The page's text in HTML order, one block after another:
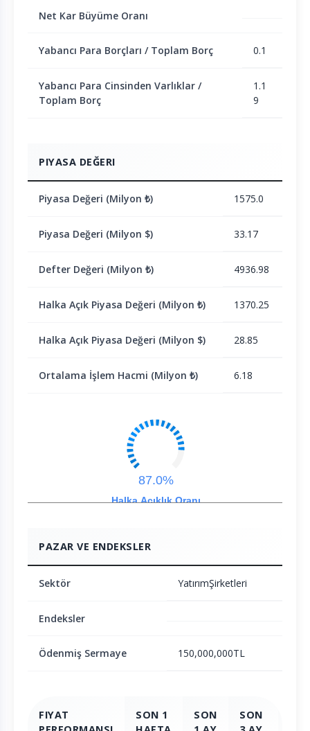
Net Kar Büyüme Oranı
Yabancı Para Borçları / Toplam Borç 0.1
Yabancı Para Cinsinden Varlıklar /
Toplam Borç
1.1
9
PIYASA DEĞERI
Piyasa Değeri (Milyon ₺) 1575.0
Piyasa Değeri (Milyon $) 33.17
Defter Değeri (Milyon ₺) 4936.98
Halka Açık Piyasa Değeri (Milyon ₺) 1370.25
Halka Açık Piyasa Değeri (Milyon $) 28.85
Ortalama İşlem Hacmi (Milyon ₺) 6.18
Halka Açıklık Oranı
87.0%
PAZAR VE ENDEKSLER
Sektör YatırımŞirketleri
Endeksler
Ödenmiş Sermaye 150,000,000TL
FIYAT
SON 1
SON
SON